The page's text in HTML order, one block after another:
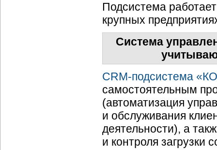
Подсистема
крупных
Система
CRM-подсистема
самостоятельным
(автоматизация
и обслуживания
деятельности), а
и контроля загрузки